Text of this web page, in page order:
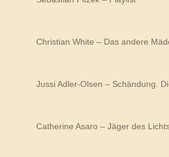
Christian White – Das andere
Jussi Adler-Olsen – Schändung.
Catherine Asaro – Jäger des